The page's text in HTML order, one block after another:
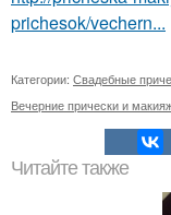
prichesok/vechern...
Категории: Свадебные
Вечерние прически и
Читайте также